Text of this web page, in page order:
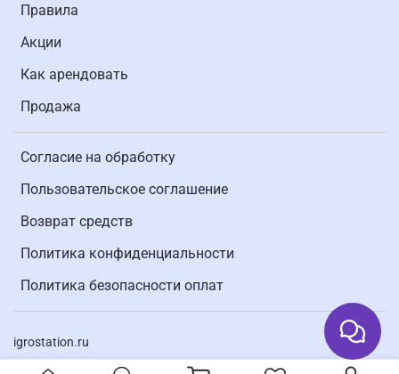
Правила
Акции
Как арендовать
Продажа
Согласие на обработку
Пользовательское соглашение
Возврат средств
Политика конфиденциальности
Политика безопасности оплат
igrostation.ru